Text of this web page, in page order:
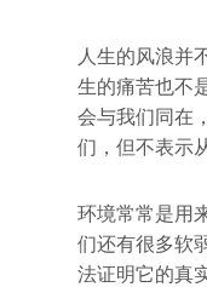
人生的风浪并
生的痛苦也不
会与我们同在
们，但不表示
环境常常是用
们还有很多软
法证明它的真